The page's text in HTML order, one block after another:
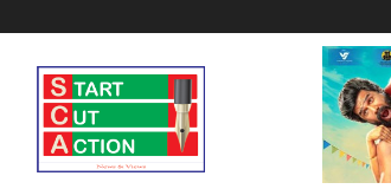
Start
Cut
Action
|
News